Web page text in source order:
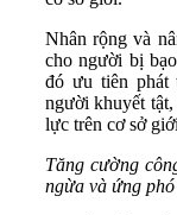
Nhân rộng và
cho người bị
đó ưu tiên phát
người khuyết
lực trên cơ sở
Tăng cường
ngừa và ứng